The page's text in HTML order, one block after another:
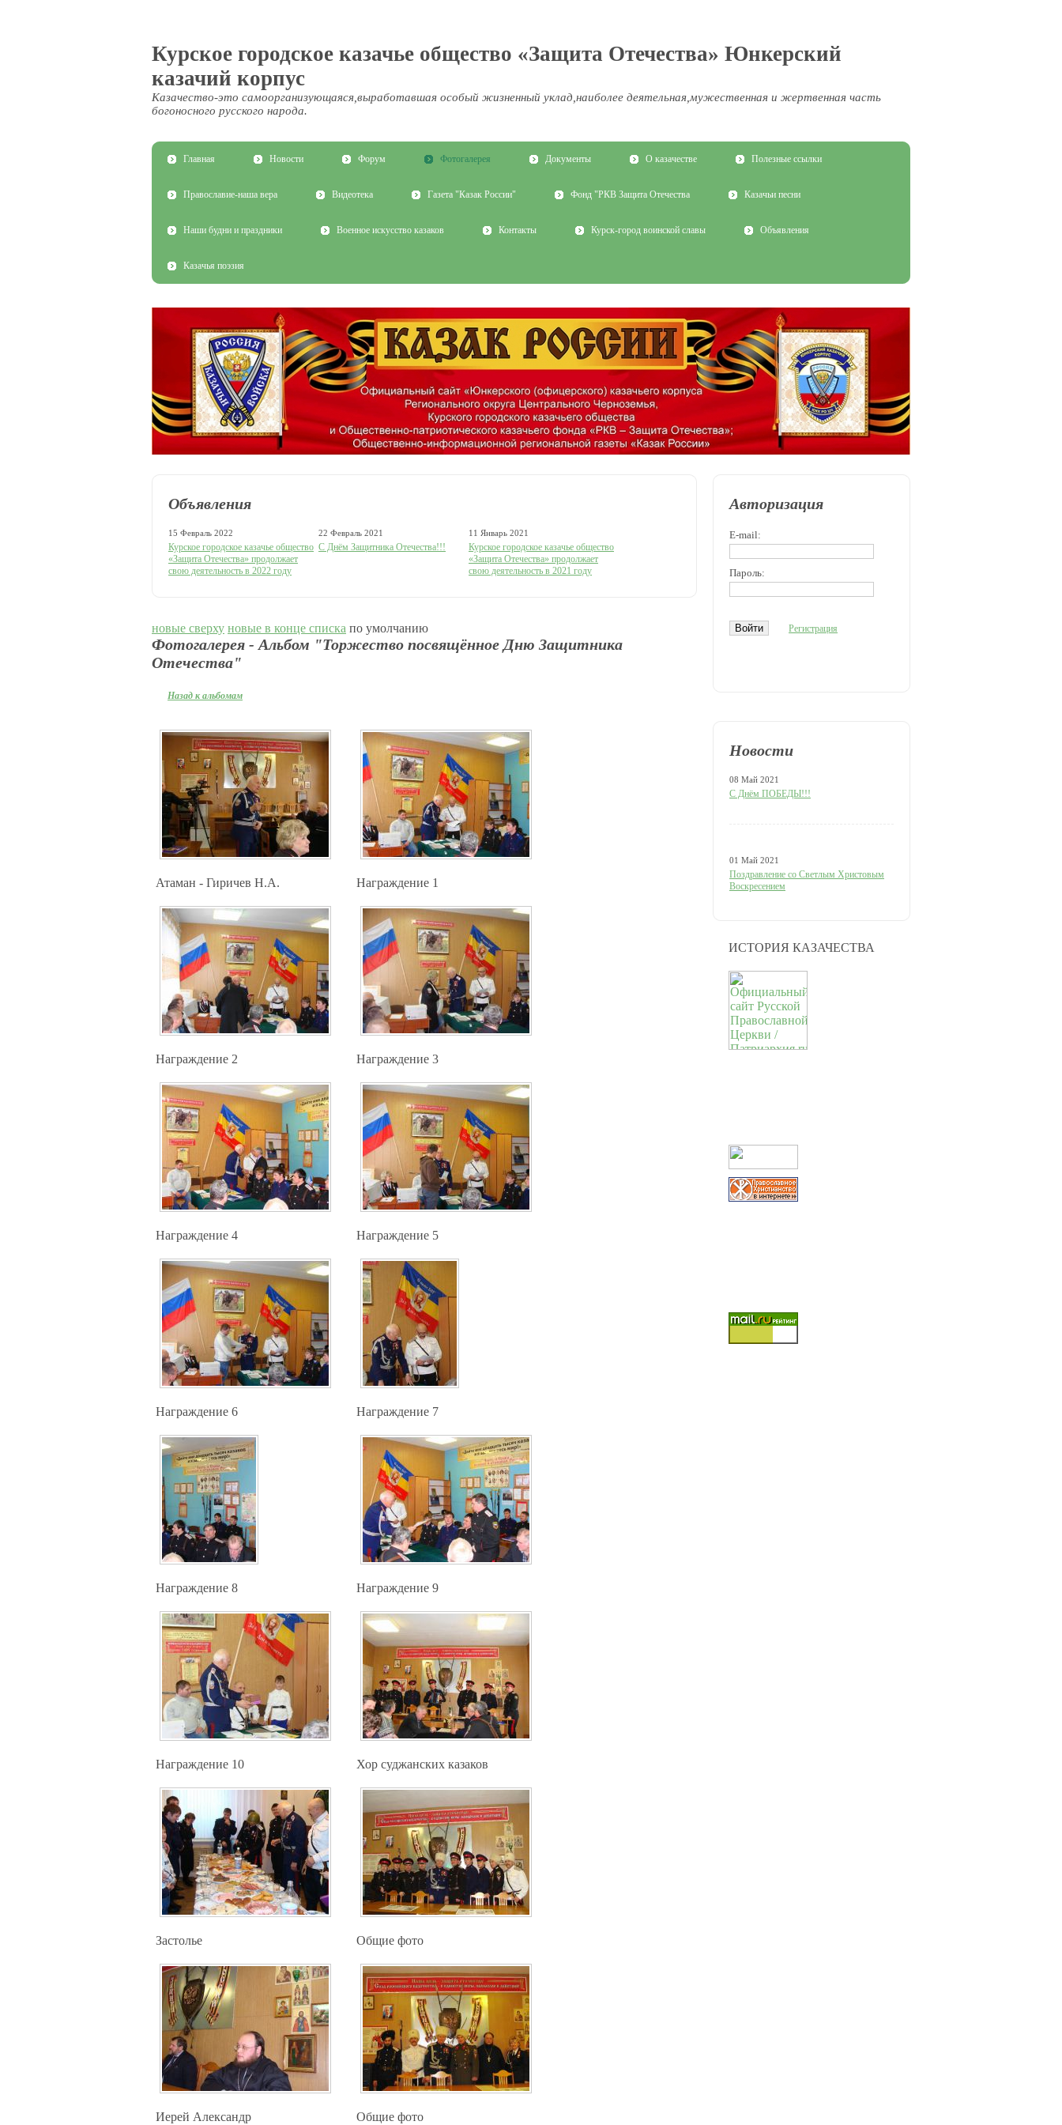
Курское городское казачье общество «Защита Отечества» Юнкерский
казачий корпус
Казачество-это самоорганизующаяся,выработавшая особый жизненный уклад,наиболее деятельная,мужественная и жертвенная часть
богоносного русского народа.
Главная Новости Форум Фотогалерея Документы О казачестве Полезные ссылки
Православие-наша вера Видеотека Газета "Казак России" Фонд "РКВ Защита Отечества Казачьи песни
Наши будни и праздники Военное искусство казаков Контакты Курск-город воинской славы Объявления
Казачья поэзия
Объявления
15 Февраль 2022
Курское городское казачье общество
«Защита Отечества» продолжает
свою деятельность в 2022 году
22 Февраль 2021
С Днём Защитника Отечества!!!
11 Январь 2021
Курское городское казачье общество
«Защита Отечества» продолжает
свою деятельность в 2021 году
новые сверху новые в конце списка по умолчанию
Фотогалерея - Альбом "Торжество посвящённое Дню Защитника
Отечества"
Назад к альбомам
Атаман - Гиричев Н.А. Награждение 1
Награждение 2 Награждение 3
Награждение 4 Награждение 5
Награждение 6 Награждение 7
Награждение 8 Награждение 9
Награждение 10 Хор суджанских казаков
Застолье Общие фото
Иерей Александр Общие фото
Авторизация
E-mail:
Пароль:
Регистрация
Новости
08 Май 2021
С Днём ПОБЕДЫ!!!
01 Май 2021
Поздравление со Светлым Христовым
Воскресением
ИСТОРИЯ КАЗАЧЕСТВА